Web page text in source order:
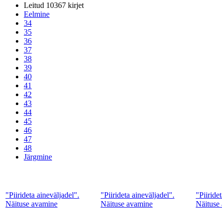
Leitud 10367 kirjet
Eelmine
34
35
36
37
38
39
40
41
42
43
44
45
46
47
48
Järgmine
"Piirideta aineväljadel".
Näituse avamine
"Piirideta aineväljadel".
Näituse avamine
Näituse